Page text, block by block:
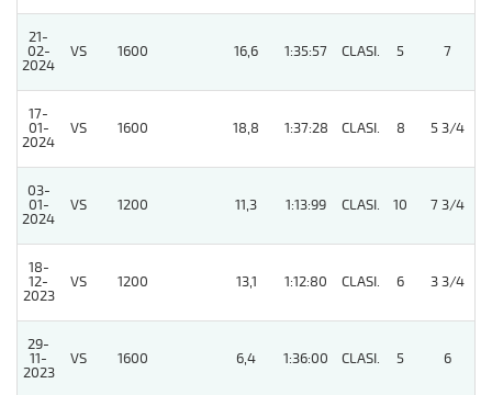
21-
02-
2024
VS 1600 16,6 1:35:57 CLASI. 5 7
17-
01-
2024
VS 1600 18,8 1:37:28 CLASI. 8 5 3/4
03-
01-
2024
VS 1200 11,3 1:13:99 CLASI. 10 7 3/4
18-
12-
2023
VS 1200 13,1 1:12:80 CLASI. 6 3 3/4
29-
11-
2023
VS 1600 6,4 1:36:00 CLASI. 5 6